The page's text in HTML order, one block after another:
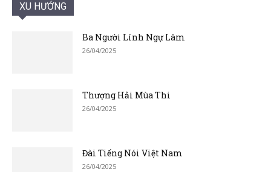
XU HƯỚNG
Ba Người Lính Ngự Lâm
26/04/2025
Thượng Hải Mùa Thi
26/04/2025
Đài Tiếng Nói Việt Nam
26/04/2025